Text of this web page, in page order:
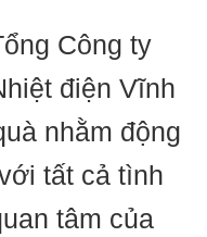
Công ty
điện Vĩnh
nhằm động
tất cả tình
tâm của